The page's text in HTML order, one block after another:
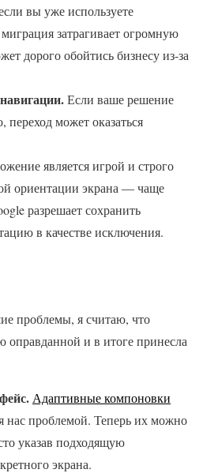
вы уже используете
затрагивает огромную
дорого обойтись бизнесу из-за
Если ваше решение
переход может оказаться
является игрой и строго
ориентации экрана — чаще
разрешает сохранить
в качестве исключения.
проблемы, я считаю, что
оправданной и в итоге принесла
Адаптивные компоновки
нас проблемой. Теперь их можно
указав подходящую
экрана.